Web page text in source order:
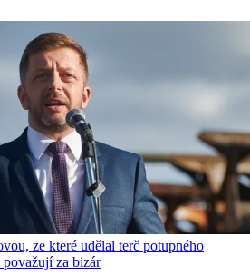
ze které udělal terč potupného
považují za bizár